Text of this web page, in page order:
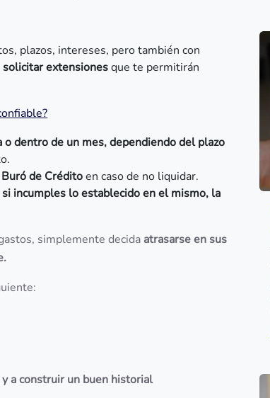
plazos, intereses, pero también con
solicitar extensionesque te permitirán
dentro de un mes, dependiendo del plazo
de Créditoen caso de no liquidar.
si incumples lo establecido en el mismo, la
simplemente decida atrasarse en sus
a construir un buen historial